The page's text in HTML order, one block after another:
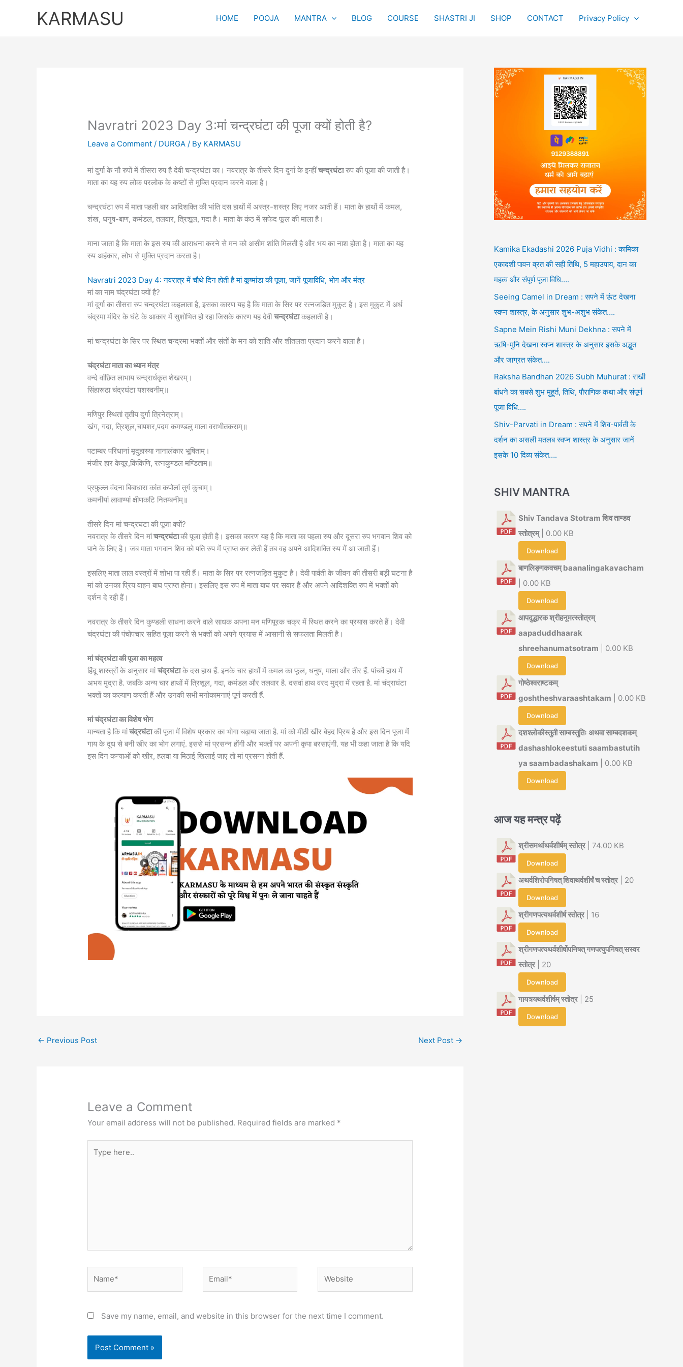
KARMASU HOME POOJA MANTRA BLOG COURSE SHASTRI JI SHOP CONTACT Privacy Policy
Navratri 2023 Day 3:मां चन्द्रघंटा की पूजा क्यों होती है?
Leave a Comment / DURGA / By KARMASU
मां दुर्गा के नौ रुपों में तीसरा रुप है देवी चन्द्रघंटा का। नवरात्र के तीसरे दिन दुर्गा के इन्हींचन्द्रघंटारुप की पूजा की जाती है।
माता का यह रुप लोक परलोक के कष्टों से मुक्ति प्रदान करने वाला है।
चन्द्रघंटा रुप में माता पहली बार आदिशक्ति की भांति दस हाथों में अस्त्र-शस्त्र लिए नजर आती हैं। माता के हाथों में कमल,
शंख, धनुष-बाण, कमंडल, तलवार, त्रिशूल, गदा है। माता के कंठ में सफेद फूल की माला है।
माना जाता है कि माता के इस रुप की आराधना करने से मन को असीम शांति मिलती है और भय का नाश होता है। माता का यह
रुप अहंकार, लोभ से मुक्ति प्रदान करता है।
Navratri 2023 Day 4: नवरात्र में चौथे दिन होती है मां कूष्‍मांडा की पूजा, जानें पूजाविधि, भोग और मंत्र
मां का नाम चंद्रघंटा क्यों है?
मां दुर्गा का तीसरा रुप चन्द्रघंटा कहलाता है, इसका कारण यह है कि माता के सिर पर रत्नजड़ित मुकुट है। इस मुकुट में अर्ध
चंद्रमा मंदिर के घंटे के आकार में सुशोभित हो रहा जिसके कारण यह देवीचन्द्रघंटाकहलाती है।
मां चन्द्रघंटा के सिर पर स्थित चन्द्रमा भक्तों और संतों के मन को शांति और शीतलता प्रदान करने वाला है।
चंद्रघंटा माता का ध्यान मंत्र
वन्दे वांछित लाभाय चन्द्रार्धकृत शेखरम्।
सिंहारूढा चंद्रघंटा यशस्वनीम्॥
मणिपुर स्थितां तृतीय दुर्गा त्रिनेत्राम्।
खंग, गदा, त्रिशूल,चापशर,पदम कमण्डलु माला वराभीतकराम्॥
पटाम्बर परिधानां मृदुहास्या नानालंकार भूषिताम्।
मंजीर हार केयूर,किंकिणि, रत्नकुण्डल मण्डिताम॥
प्रफुल्ल वंदना बिबाधारा कांत कपोलां तुगं कुचाम्।
कमनीयां लावाण्यां क्षीणकटि नितम्बनीम्॥
तीसरे दिन मां चन्द्रघंटा की पूजा क्यों?
नवरात्र के तीसरे दिन मांचन्द्रघंटाकी पूजा होती है। इसका कारण यह है कि माता का पहला रुप और दूसरा रुप भगवान शिव को
पाने के लिए है। जब माता भगवान शिव को पति रुप में प्राप्त कर लेती हैं तब वह अपने आदिशक्ति रुप में आ जाती हैं।
इसलिए माता लाल वस्त्रों में शोभा पा रही हैं। माता के सिर पर रत्नजड़ित मुकुट है। देवी पार्वती के जीवन की तीसरी बड़ी घटना है
मां को उनका प्रिय वाहन बाघ प्राप्त होना। इसलिए इस रुप में माता बाघ पर सवार हैं और अपने आदिशक्ति रुप में भक्तों को
दर्शन दे रही हैं।
नवरात्र के तीसरे दिन कुण्डली साधना करने वाले साधक अपना मन मणिपूरक चक्र में स्थित करने का प्रयास करते हैं। देवी
चंद्रघंटा की पंचोपचार सहित पूजा करने से भक्तों को अपने प्रयास में आसानी से सफलता मिलती है।
मां चंद्रघंटा की पूजा का महत्व
हिंदू शास्त्रों के अनुसार मांचंद्रघंटाके दस हाथ हैं. इनके चार हाथों में कमल का फूल, धनुष, माला और तीर हैं. पांचवें हाथ में
अभय मुद्रा है. जबकि अन्य चार हाथों में त्रिशूल, गदा, कमंडल और तलवार है. दसवां हाथ वरद मुद्रा में रहता है. मां चंद्राघंटा
भक्तों का कल्याण करती हैं और उनकी सभी मनोकामनाएं पूर्ण करती हैं.
मां चंद्रघंटा का विशेष भोग
मान्यता है कि मांचंद्रघंटाकी पूजा में विशेष प्रकार का भोगा चढ़ाया जाता है. मां को मीठी खीर बेहद प्रिय है और इस दिन पूजा में
गाय के दूध से बनी खीर का भोग लगाएं. इससे मां प्रसन्न होंगी और भक्तों पर अपनी कृपा बरसाएंगी. यह भी कहा जाता है​ कि यदि
इस दिन कन्याओं को खीर, हलवा या मिठाई ​खिलाई जाए तो मां प्रसन्न होती हैं.
← Previous Post Next Post →
Leave a Comment
Your email address will not be published. Required fields are marked *
here..
Save my name, email, and website in this browser for the next time I comment.
Kamika Ekadashi 2026 Puja Vidhi : कामिका
एकादशी पावन व्रत की सही तिथि, 5 महाउपाय, दान का
महत्व और संपूर्ण पूजा विधि….
Seeing Camel in Dream : सपने में ऊंट देखना
स्वप्न शास्त्र, के अनुसार शुभ-अशुभ संकेत….
Sapne Mein Rishi Muni Dekhna : सपने में
ऋषि-मुनि देखना स्वप्न शास्त्र के अनुसार इसके अद्भुत
और जाग्रत संकेत….
Raksha Bandhan 2026 Subh Muhurat : राखी
बांधने का सबसे शुभ मुहूर्त, तिथि, पौराणिक कथा और संपूर्ण
पूजा विधि….
Shiv-Parvati in Dream : सपने में शिव-पार्वती के
दर्शन का असली मतलब स्वप्न शास्त्र के अनुसार जानें
इसके 10 दिव्य संकेत….
SHIV MANTRA
Shiv Tandava Stotram शिव ताण्डव
स्तोत्रम्| 0.00 KB
Download
बाणलिङ्गकवचम् baanalingakavacham
| 0.00 KB
Download
आपदुद्धारक श्रीहनूमत्स्तोत्रम्
aapaduddhaarak
shreehanumatsotram | 0.00 KB
Download
गोष्ठेश्वराष्टकम्
goshtheshvaraashtakam | 0.00 KB
Download
दशश्लोकीस्तुती साम्बस्तुतिः अथवा साम्बदशकम्
dashashlokeestuti saambastutih
ya saambadashakam | 0.00 KB
Download
आज यह मन्त्र पढ़ें
श्रीसमर्थाथर्वशीर्षम् स्तोत्र| 74.00 KB
Download
अथर्वशिरोपनिषत् शिवाथर्वशीर्षं च स्तोत्र| 20
Download
श्रीगणपत्यथर्वशीर्ष स्तोत्र| 16
Download
श्रीगणपत्यथर्वशीर्षोपनिषत् गणपत्युपनिषत् सस्वर
स्तोत्र| 20
Download
गायत्र्यथर्वशीर्षम् स्तोत्र| 25
Download